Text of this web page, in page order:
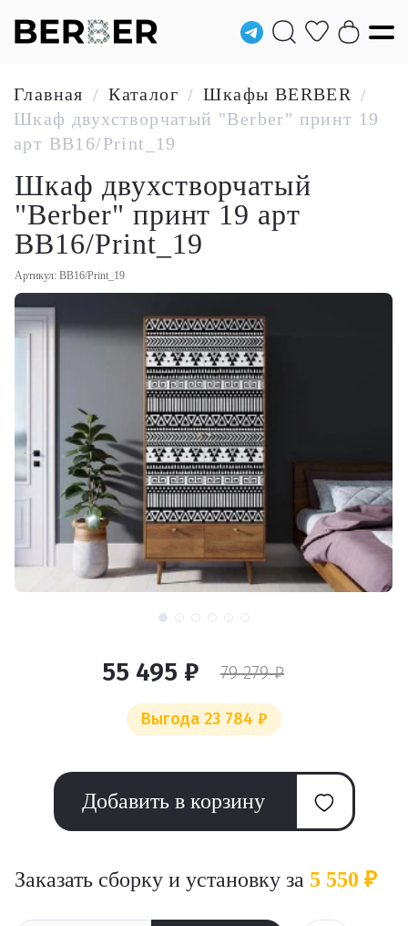
Главная / Каталог / Шкафы BERBER /
Шкаф двухстворчатый "Berber" принт 19
арт BB16/Print_19
Шкаф двухстворчатый
"Berber" принт 19 арт
BB16/Print_19
Артикул: BB16/Print_19
55 495 ₽ 79 279 ₽
Выгода 23 784 ₽
Добавить в корзину
Заказать сборку и установку за 5 550 ₽